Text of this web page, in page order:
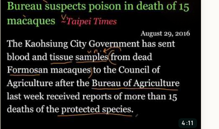
4:11